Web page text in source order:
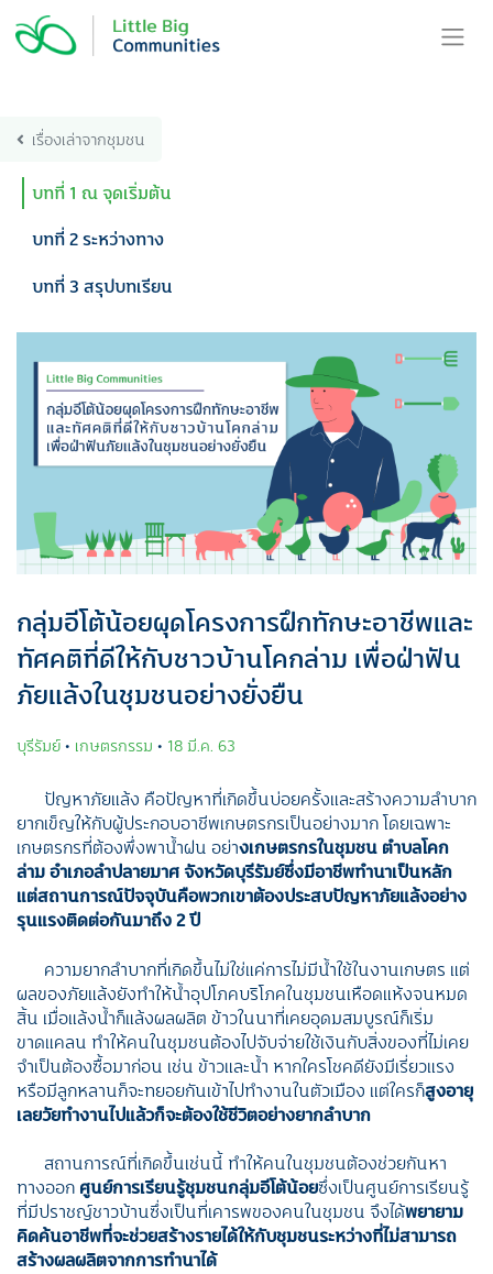
content
เรื่องเล่าจากชุมชน
บทที่ 1 ณ จุดเริ่มต้น
บทที่ 2 ระหว่างทาง
บทที่ 3 สรุปบทเรียน
กลุ่มอีโต้น้อยผุดโครงการฝึกทักษะอาชีพและ
ทัศคติที่ดีให้กับชาวบ้านโคกล่าม เพื่อฝ่าฟัน
ภัยแล้งในชุมชนอย่างยั่งยืน
บุรีรัมย์• เกษตรกรรม • 18 มี.ค. 63
ปัญหาภัยแล้ง คือปัญหาที่เกิดขึ้นบ่อยครั้งและสร้างความลำบาก
ยากเข็ญให้กับผู้ประกอบอาชีพเกษตรกรเป็นอย่างมาก โดยเฉพาะ
เกษตรกรที่ต้องพึ่งพาน้ำฝน อย่างเกษตรกรในชุมชน ตำบลโคก
ล่าม อำเภอลำปลายมาศ จังหวัดบุรีรัมย์ซึ่งมีอาชีพทำนาเป็นหลัก
แต่สถานการณ์ปัจจุบันคือพวกเขาต้องประสบปัญหาภัยแล้งอย่าง
รุนแรงติดต่อกันมาถึง2 ปี
ความยากลำบากที่เกิดขึ้นไม่ใช่แค่การไม่มีน้ำใช้ในงานเกษตร แต่
ผลของภัยแล้งยังทำให้น้ำอุปโภคบริโภคในชุมชนเหือดแห้งจนหมด
สิ้น เมื่อแล้งน้ำก็แล้งผลผลิต ข้าวในนาที่เคยอุดมสมบูรณ์ก็เริ่ม
ขาดแคลน ทำให้คนในชุมชนต้องไปจับจ่ายใช้เงินกับสิ่งของที่ไม่เคย
จำเป็นต้องซื้อมาก่อน เช่น ข้าวและน้ำ หากใครโชคดียังมีเรี่ยวแรง
หรือมีลูกหลานก็จะทยอยกันเข้าไปทำงานในตัวเมือง แต่ใครก็สูงอายุ
เลยวัยทำงานไปแล้วก็จะต้องใช้ชีวิตอย่างยากลำบาก
สถานการณ์ที่เกิดขึ้นเช่นนี้ ทำให้คนในชุมชนต้องช่วยกันหา
ทางออก ศูนย์การเรียนรู้ชุมชนกลุ่มอีโต้น้อยซึ่งเป็นศูนย์การเรียนรู้
ที่มีปราชญ์ชาวบ้านซึ่งเป็นที่เคารพของคนในชุมชน จึงได้พยายาม
คิดค้นอาชีพที่จะช่วยสร้างรายได้ให้กับชุมชนระหว่างที่ไม่สามารถ
สร้างผลผลิตจากการทำนาได้